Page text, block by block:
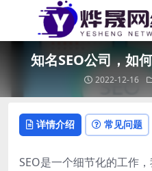
知名SEO公司，如
2022-12-16
详情介绍 常见问题
SEO是一个细节化的工作